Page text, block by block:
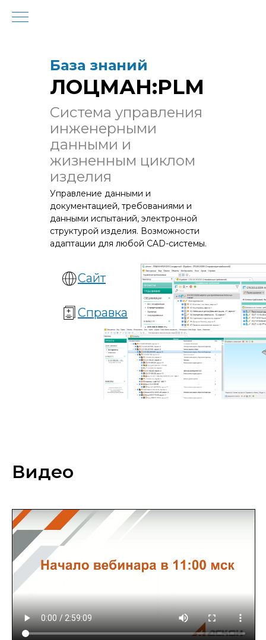
ЛОЦМАН:PLM
Управление данными и
документацией, требованиями и
данными испытаний, электронной
структурой изделия. Возможности
адаптации для любой CAD-системы.
Система управления
инженерными
данными и
жизненным циклом
изделия
База знаний
Сайт
Справка
Видео